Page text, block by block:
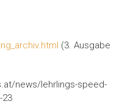
(3. Ausgabe
news/lehrlings-speed-